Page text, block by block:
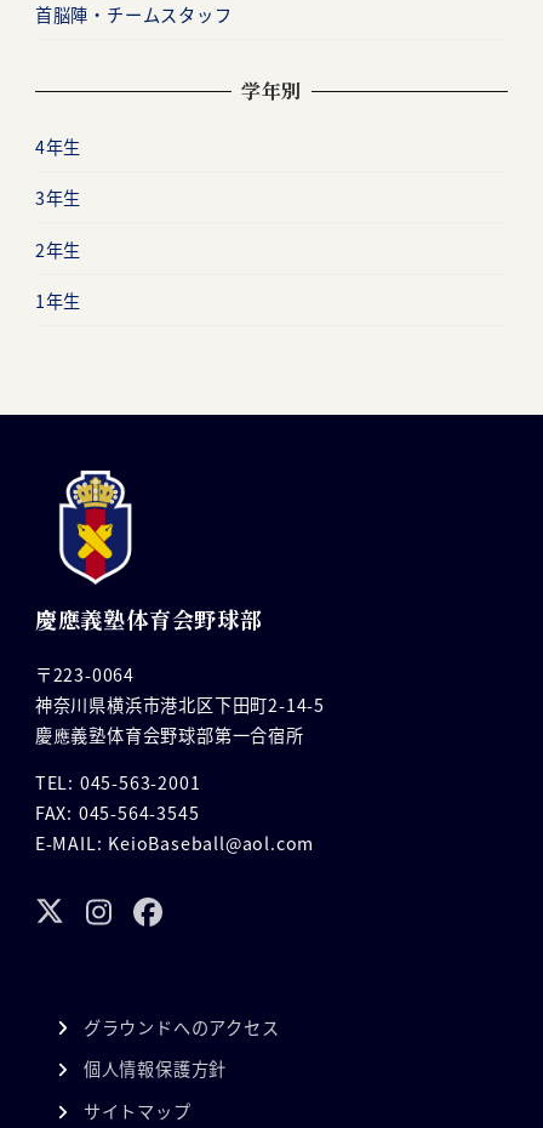
首脳陣・チームスタッフ
学年別
4年生
3年生
2年生
1年生
慶應義塾体育会野球部
〒223-0064
神奈川県横浜市港北区下田町2-14-5
慶應義塾体育会野球部第一合宿所
TEL: 045-563-2001
FAX: 045-564-3545
E-MAIL: KeioBaseball@aol.com
グラウンドへのアクセス
個人情報保護方針
サイトマップ